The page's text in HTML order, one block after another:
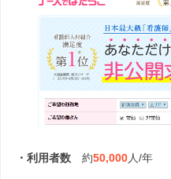
・利用者数約50,000人/年